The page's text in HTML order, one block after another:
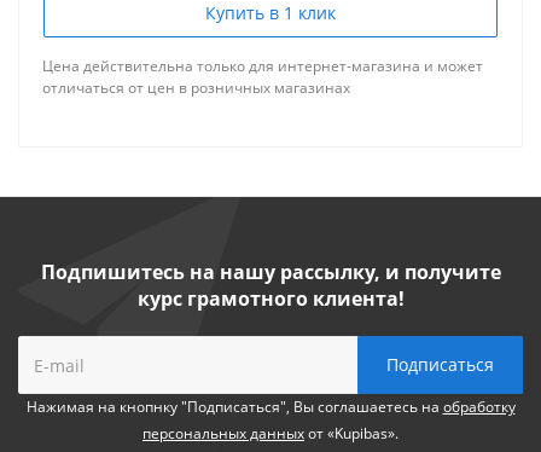
Купить в 1 клик
Цена действительна только для интернет-магазина и может
отличаться от цен в розничных магазинах
Подпишитесь на нашу рассылку, и получите
курс грамотного клиента!
Нажимая на кнопнку "Подписаться", Вы соглашаетесь на обработку
персональных данныхот «Kupibas».